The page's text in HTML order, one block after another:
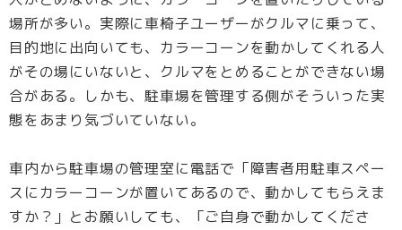
場所が多い。実際に車椅子ユーザーがクルマに乗って、
目的地に出向いても、カラーコーンを動かしてくれる人
がその場にいないと、クルマをとめることができない場
合がある。しかも、駐車場を管理する側がそういった実
態をあまり気づいていない。
車内から駐車場の管理室に電話で「障害者用駐車スペー
スにカラーコーンが置いてあるので、動かしてもらえま
すか？」とお願いしても、「ご自身で動かしてくださ